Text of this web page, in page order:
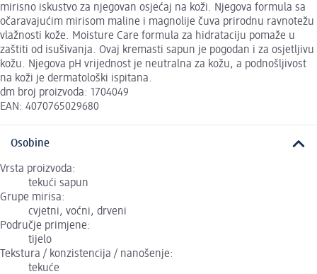
mirisno iskustvo za njegovan osjećaj na koži. Njegova formula sa
očaravajućim mirisom maline i magnolije čuva prirodnu ravnotežu
vlažnosti kože. Moisture Care formula za hidrataciju pomaže u
zaštiti od isušivanja. Ovaj kremasti sapun je pogodan i za osjetljivu
kožu. Njegova pH vrijednost je neutralna za kožu, a podnošljivost
na koži je dermatološki ispitana.
dm broj proizvoda: 1704049
EAN: 4070765029680
Osobine
Vrsta proizvoda:
tekući sapun
Grupe mirisa:
cvjetni, voćni, drveni
Područje primjene:
tijelo
Tekstura / konzistencija / nanošenje:
tekuće